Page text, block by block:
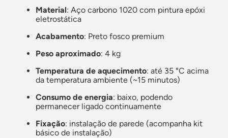
Material: Aço carbono 1020 com pintura epóxi
eletrostática
Acabamento: Preto fosco premium
Peso aproximado: 4 kg
Temperatura de aquecimento: até 35 °C acima
da temperatura ambiente (~15 minutos)
Consumo de energia: baixo, podendo
permanecer ligado continuamente
Fixação: instalação de parede (acompanha kit
básico de instalação)